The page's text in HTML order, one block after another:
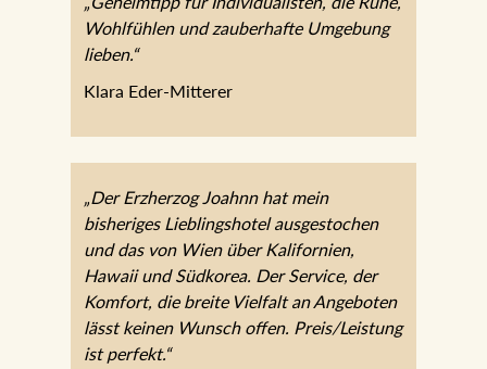
Wohlfühlen und zauberhafte Umgebung
lieben.“
Klara Eder-Mitterer
„Der Erzherzog Joahnn hat mein
bisheriges Lieblingshotel ausgestochen
und das von Wien über Kalifornien,
Hawaii und Südkorea. Der Service, der
Komfort, die breite Vielfalt an Angeboten
lässt keinen Wunsch offen. Preis/Leistung
ist perfekt.“